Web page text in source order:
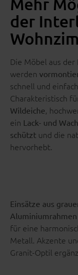
Mehr
der
Die Möbel aus
werden
schnell und
Charakteristisch
Wildeiche,
ein Lack- und
schützt und die
hervorhebt.
Einsätze aus
Aluminiumrahmen
für eine
Metall. Akzente
Granit-Optil